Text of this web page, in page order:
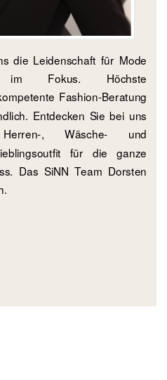
die Leidenschaft für Mode
im Fokus. Höchste
Fashion-Beratung
Entdecken Sie bei uns
, Wäsche- und
für die ganze
Das SiNN Team Dorsten